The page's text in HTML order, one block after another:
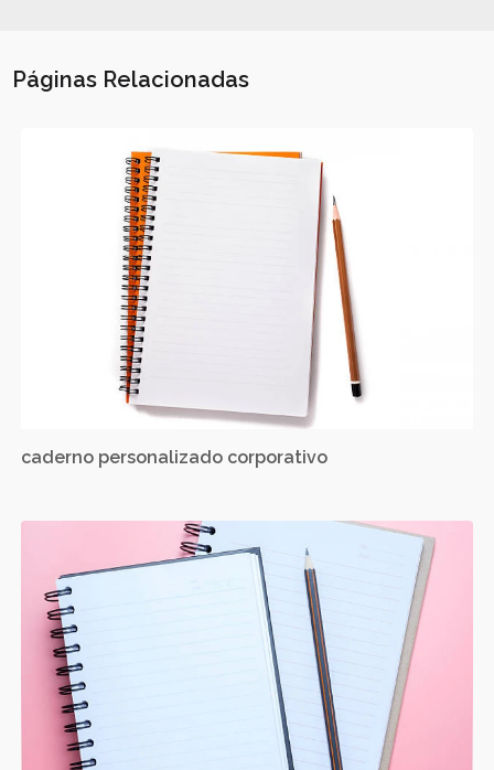
Páginas Relacionadas
caderno personalizado corporativo